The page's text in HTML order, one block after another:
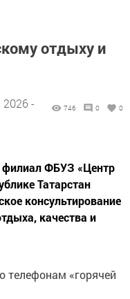
отдыху и
-
746 0 0
филиал ФБУЗ «Центр
Татарстан
консультирование
качества и
телефонам «горячей